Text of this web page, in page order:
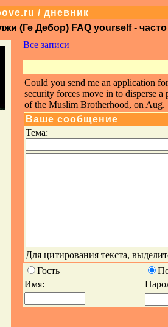
/ дневник
(Ге Дебор) FAQ yourself -
Все записи
Could you send me an application
security forces move in to disperse
of the Muslim Brotherhood, on Aug.
Ваше сообщение
Тема:
Для цитирования текста,
Гость
Имя: